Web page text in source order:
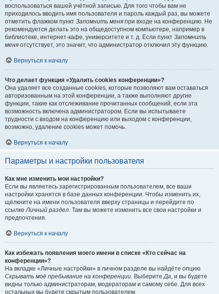
воспользоваться вашей учётной записью. Для того чтобы вам не
приходилось вводить имя пользователя и пароль каждый раз, вы можете
отметить флажком пункт Запомнить меня при входе на конференцию. Не
рекомендуется делать это на общедоступном компьютере, например в
библиотеке, интернет-кафе, университете и т. д. Если пункт Запомнить
меня отсутствует, это значит, что администратор отключил эту функцию.
Вернуться к началу
Что делает функция «Удалить cookies конференции»?
Она удаляет все созданные cookies, которые позволяют вам оставаться
авторизованным на этой конференции, а также выполняют другие
функции, такие как отслеживание прочитанных сообщений, если эта
возможность включена администратором. Если вы испытываете
трудности с входом на конференцию или выходом с конференции,
возможно, удаление cookies может помочь.
Вернуться к началу
Параметры и настройки пользователя
Как мне изменить мои настройки?
Если вы являетесь зарегистрированным пользователем, все ваши
настройки хранятся в базе данных конференции. Чтобы изменить их,
щёлкните на имени пользователя вверху страницы и перейдите по
ссылкеЛичный раздел. Там вы можете изменить все свои настройки и
предпочтения.
Вернуться к началу
Как избежать появления моего имени в списке «Кто сейчас на
конференции»?
На вкладке «Личные настройки» в личном разделе вы найдёте опцию
Скрывать моё пребывание на конференции. ВыберитеДа, и вы будете
видны только администраторам, модераторам и самому себе. Для всех
остальных вы будете скрытым пользователем.